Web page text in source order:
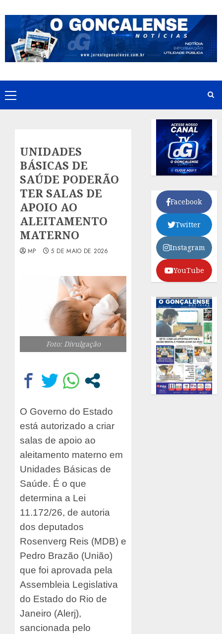
to
content
Primary
Menu
UNIDADES
BÁSICAS DE
SAÚDE PODERÃO
TER SALAS DE
APOIO AO
ALEITAMENTO
MATERNO
MP 5 DE MAIO DE 2026
Foto: Divulgação
O Governo do Estado
está autorizado a criar
salas de apoio ao
aleitamento materno em
Unidades Básicas de
Saúde. É o que
determina a Lei
11.172/26, de autoria
dos deputados
Rosenverg Reis (MDB) e
Pedro Brazão (União)
que foi aprovada pela
Assembleia Legislativa
do Estado do Rio de
Janeiro (Alerj),
sancionada pelo
Facebook
Twitter
Instagram
YouTube